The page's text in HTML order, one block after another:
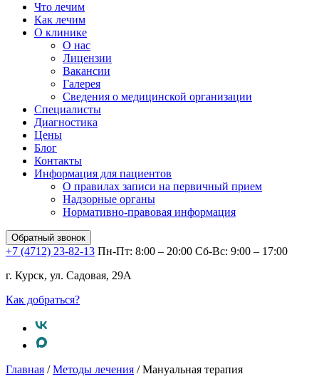
Что лечим
Как лечим
О клинике
О нас
Лицензии
Вакансии
Галерея
Сведения о медицинской организации
Специалисты
Диагностика
Цены
Блог
Контакты
Информация для пациентов
О правилах записи на первичный прием
Надзорные органы
Нормативно-правовая информация
Обратный звонок
+7 (4712) 23-82-13 Пн-Пт: 8:00 – 20:00 Сб-Вс: 9:00 – 17:00
г. Курск, ул. Садовая, 29А
Как добраться?
Главная /Методы лечения /Мануальная терапия